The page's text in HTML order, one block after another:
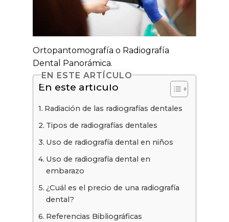
Ortopantomografía o Radiografía
Dental Panorámica.
EN ESTE ARTÍCULO
En este artículo
Radiación de las radiografías dentales
Tipos de radiografías dentales
Uso de radiografía dental en niños
Uso de radiografía dental en
embarazo
¿Cuál es el precio de una radiografía
dental?
Referencias Bibliográficas